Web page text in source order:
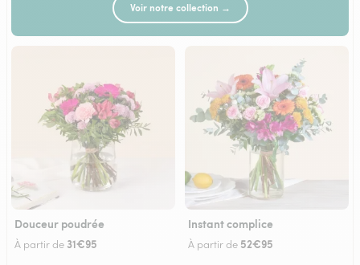
Voir notre collection →
Douceur poudrée
À partir de 31€95
Instant complice
À partir de 52€95